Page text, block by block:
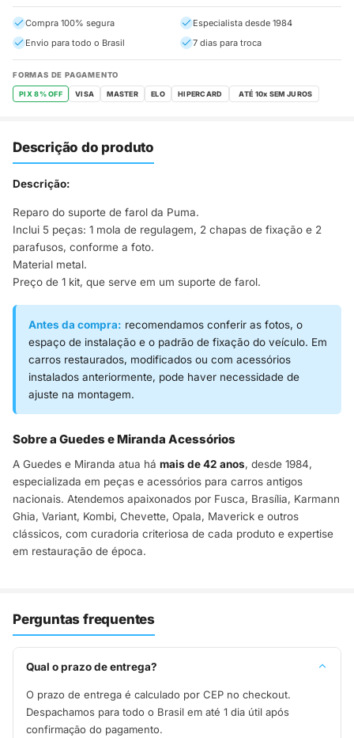
Compra 100% segura
Especialista desde 1984
Envio para todo o Brasil
7 dias para troca
FORMAS DE PAGAMENTO
PIX 8% OFF VISA MASTER ELO HIPERCARD
Descrição do produto
Descrição:
Reparo do suporte de farol da Puma.
Inclui 5 peças: 1 mola de regulagem, 2 chapas de fixação e 2
parafusos, conforme a foto.
Material metal.
Preço de 1 kit, que serve em um suporte de farol.
Antes da compra: recomendamos conferir as fotos, o
espaço de instalação e o padrão de fixação do veículo. Em
carros restaurados, modificados ou com acessórios
instalados anteriormente, pode haver necessidade de
ajuste na montagem.
Sobre a Guedes e Miranda Acessórios
A Guedes e Miranda atua há mais de 42 anos, desde 1984,
especializada em peças e acessórios para carros antigos
nacionais. Atendemos apaixonados por Fusca, Brasília, Karmann
Ghia, Variant, Kombi, Chevette, Opala, Maverick e outros
clássicos, com curadoria criteriosa de cada produto e expertise
em restauração de época.
Perguntas frequentes
Qual o prazo de entrega?
O prazo de entrega é calculado por CEP no checkout.
Despachamos para todo o Brasil em até 1 dia útil após
confirmação do pagamento.